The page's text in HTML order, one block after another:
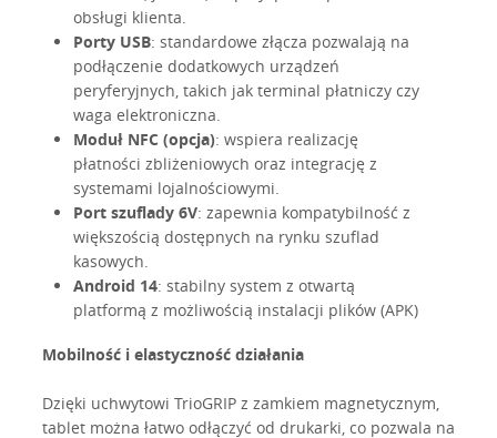
obsługi klienta.
Porty USB: standardowe złącza pozwalają na
podłączenie dodatkowych urządzeń
peryferyjnych, takich jak terminal płatniczy czy
waga elektroniczna.
Moduł NFC (opcja): wspiera realizację
płatności zbliżeniowych oraz integrację z
systemami lojalnościowymi.
Port szuflady 6V: zapewnia kompatybilność z
większością dostępnych na rynku szuflad
kasowych.
Android 14: stabilny system z otwartą
platformą z możliwością instalacji plików (APK)
Mobilność i elastyczność działania
Dzięki uchwytowi TrioGRIP z zamkiem magnetycznym,
tablet można łatwo odłączyć od drukarki, co pozwala na